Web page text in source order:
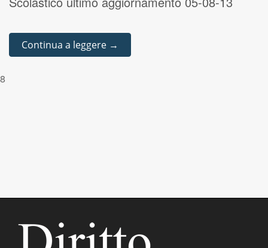
Continua a leggere →
8